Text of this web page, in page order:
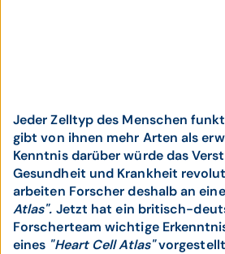
Jeder Zelltyp des Menschen
gibt von ihnen mehr Arten als
Kenntnis darüber würde das
Gesundheit und Krankheit
arbeiten Forscher deshalb an
Atlas". Jetzt hat ein britisch-
Forscherteam wichtige
eines "Heart Cell Atlas"